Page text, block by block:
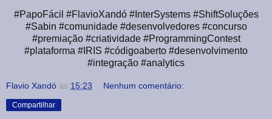
#PapoFácil #FlavioXandó #InterSystems #ShiftSoluções
#Sabin #comunidade #desenvolvedores #concurso
#premiação #criatividade #ProgrammingContest
#plataforma #IRIS #códigoaberto #desenvolvimento
#integração #analytics
Flavio Xandó às 15:23 Nenhum comentário:
Compartilhar